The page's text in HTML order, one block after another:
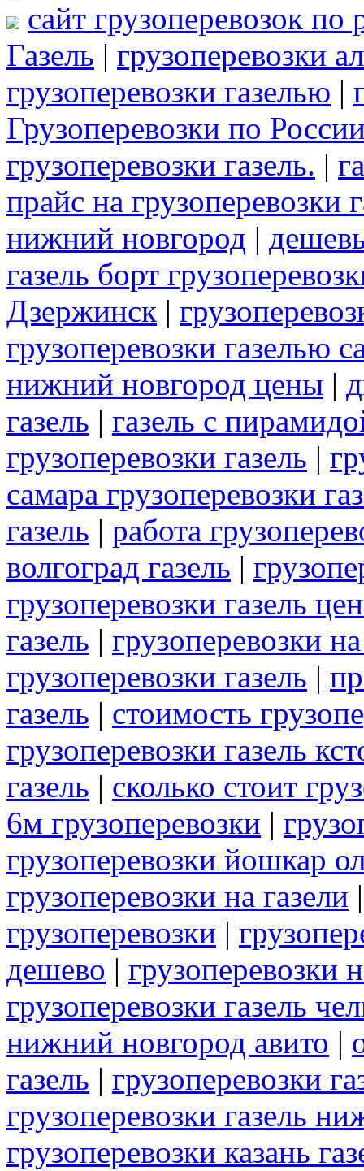
сайт грузоперевозок по
Газель | грузоперевозки
грузоперевозки газелью |
Грузоперевозки по
грузоперевозки газель. |
прайс на грузоперевозки
нижний новгород |
газель борт
Дзержинск |
грузоперевозки газелью
нижний новгород цены |
газель | газель с
грузоперевозки газель |
самара грузоперевозки
газель | работа
волгоград газель |
грузоперевозки газель
газель | грузоперевозки
грузоперевозки газель |
газель | стоимость
грузоперевозки газель
газель | сколько стоит
6м грузоперевозки |
грузоперевозки йошкар
грузоперевозки на газели
грузоперевозки |
дешево | грузоперевозки
грузоперевозки газель
нижний новгород авито |
газель | грузоперевозки
грузоперевозки газель
грузоперевозки казань